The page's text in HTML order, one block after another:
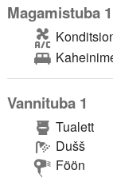
Magamistuba 1
Vannituba 1
Tualett
Dušš
Föön